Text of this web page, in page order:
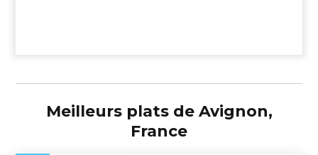
Meilleurs plats de Avignon,
France